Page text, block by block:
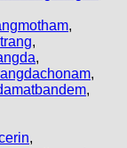
,
,
,
,
,
,